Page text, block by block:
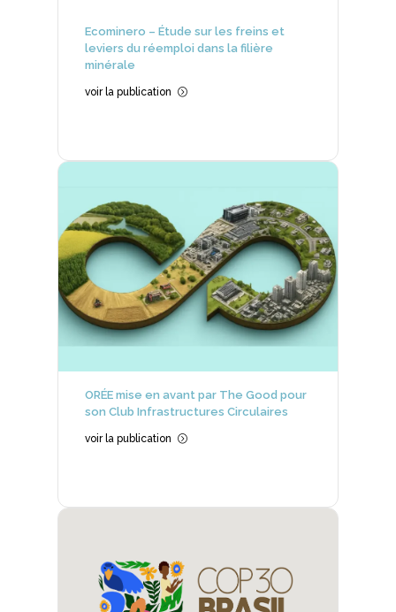
Ecominero – Étude sur les freins et
leviers du réemploi dans la filière
minérale
voir la publication =
ORÉE mise en avant par The Good pour
son Club Infrastructures Circulaires
voir la publication =